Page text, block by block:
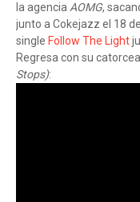
la agencia AOMG,
junto a Cokejazz el 18
single Follow The Light
Regresa con su
Stops):